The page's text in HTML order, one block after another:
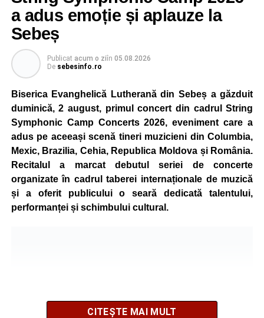
concura într-un cadru natural deosebit. Evenimentul este
destinat copiilor și adolescenților cu vârste cuprinse între
5 și 18 ani, iar participarea este gratuită.
Organizatorii au pregătit trasee adaptate fiecărei categorii
de vârstă, astfel încât competiția să fie accesibilă atât
celor aflați la început de drum, cât și celor cu experiență în
mountain bike. La finalul întrecerii, cei mai bine clasați
concurenți vor fi recompensați cu premii în bani și premii
oferite de partenerii evenimentului.
Înaintea zilei de concurs, participanții își vor putea ridica
vor putea înscrie direct la competiție în cadrul Punctului
Oficial de Înscrieri și Informații (Race Office), care va
funcționa după următorul program:
Roșie, unde vor avea loc și antrenamente libere pe
a adus emoție și aplauze la
Sebeș
Publicat acum o ziîn 05.08.2026
De sebesinfo.ro
Biserica Evanghelică Lutherană din Sebeș a găzduit
duminică, 2 august, primul concert din cadrul String
Symphonic Camp Concerts 2026, eveniment care a
adus pe aceeași scenă tineri muzicieni din Columbia,
Mexic, Brazilia, Cehia, Republica Moldova și România.
Recitalul a marcat debutul seriei de concerte
organizate în cadrul taberei internaționale de muzică
și a oferit publicului o seară dedicată talentului,
performanței și schimbului cultural.
CITEȘTE MAI MULT